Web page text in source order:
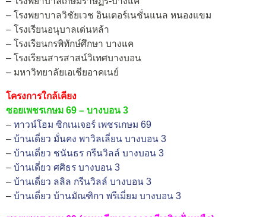
– โรงพยาบาลวิชัยเวช อินเตอร์เนชั่นแนล หนองแขม
– โรงเรียนอนุบาลเด่นหล้า
– โรงเรียนกรพิทักษ์ศึกษา บางแค
– โรงเรียนสารสาสน์วิเทศบางบอน
– มหาวิทยาลัยเอเชียอาคเนย์
โครงการใกล้เคียง
ซอยเพชรเกษม 69 – บางบอน 3
– ทาวน์โฮม ซิกเนเจอร์ เพชรเกษม 69
– บ้านเดี่ยว มั่นคง พาวิลเลี่ยน บางบอน 3
– บ้านเดี่ยว ชนันธร กรีนวิลล์ บางบอน 3
– บ้านเดี่ยว ศศิธร บางบอน 3
– บ้านเดี่ยว ลลิล กรีนวิลล์ บางบอน 3
– บ้านเดี่ยว บ้านมัณฑิกา พรีเมี่ยม บางบอน 3